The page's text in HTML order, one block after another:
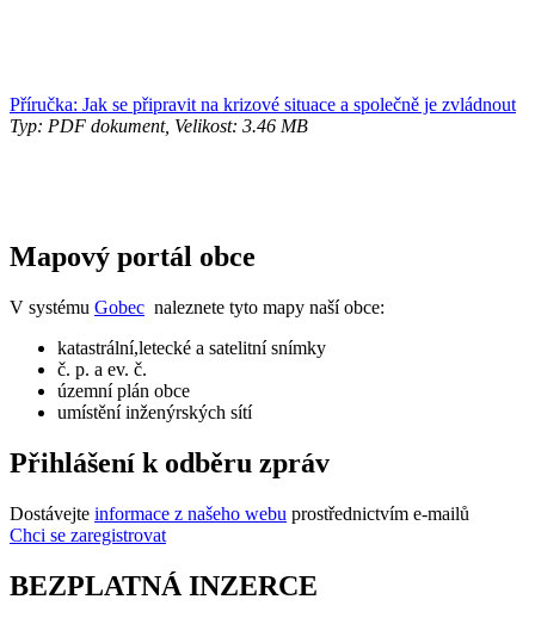
Příručka: Jak se připravit na krizové situace a společně je zvládnout
Typ: PDF dokument, Velikost: 3.46 MB
Mapový portál obce
V systému Gobec naleznete tyto mapy naší obce:
katastrální,letecké a satelitní snímky
č. p. a ev. č.
územní plán obce
umístění inženýrských sítí
Přihlášení k odběru zpráv
Dostávejte informace z našeho webu prostřednictvím e-mailů
Chci se zaregistrovat
BEZPLATNÁ INZERCE